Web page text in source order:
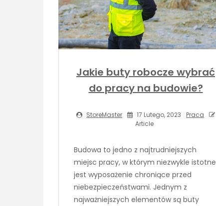
Jakie buty robocze wybrać
do pracy na budowie?
StoreMaster 17 Lutego, 2023
Praca
Article
Budowa to jedno z najtrudniejszych
miejsc pracy, w którym niezwykle istotne
jest wyposażenie chroniące przed
niebezpieczeństwami. Jednym z
najważniejszych elementów są buty